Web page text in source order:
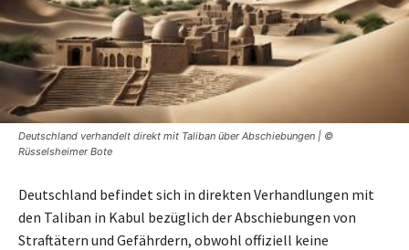
Deutschland verhandelt direkt mit Taliban über Abschiebungen | ©
Rüsselsheimer Bote
Deutschland befindet sich in direkten Verhandlungen mit
den Taliban in Kabul bezüglich der Abschiebungen von
Straftätern und Gefährdern, obwohl offiziell keine